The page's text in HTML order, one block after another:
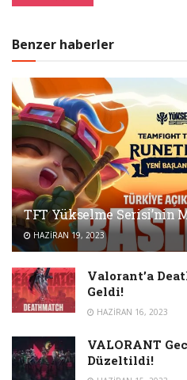
Benzer haberler
TFT Yükselme Serisi’nin
HAZIRAN 19, 2023
Valorant’a
Geldi!
HAZIRAN 16, 2023
VALORANT
Düzeltildi!